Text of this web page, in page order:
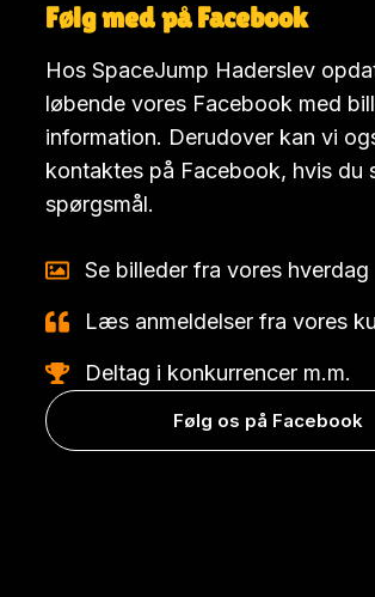
Følg med på Facebook
Hos SpaceJump Haderslev
løbende vores Facebook med
information. Derudover kan vi
kontaktes på Facebook, hvis du
spørgsmål.
Se billeder fra vores hverdag
Læs anmeldelser fra vores
Deltag i konkurrencer m.m.
Følg os på Facebook